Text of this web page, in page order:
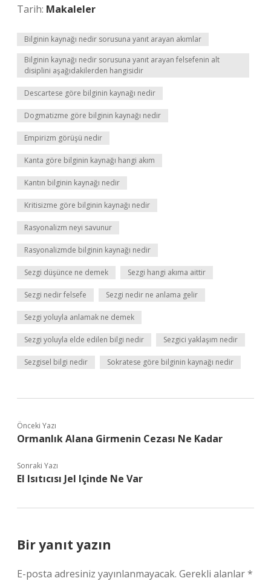
Tarih: Makaleler
Bilginin kaynağı nedir sorusuna yanıt arayan akımlar
Bilginin kaynağı nedir sorusuna yanıt arayan felsefenin alt
disiplini aşağıdakilerden hangisidir
Descartese göre bilginin kaynağı nedir
Dogmatizme göre bilginin kaynağı nedir
Empirizm görüşü nedir
Kanta göre bilginin kaynağı hangi akım
Kantın bilginin kaynağı nedir
Kritisizme göre bilginin kaynağı nedir
Rasyonalizm neyi savunur
Rasyonalizmde bilginin kaynağı nedir
Sezgi düşünce ne demek Sezgi hangi akıma aittir
Sezgi nedir felsefe Sezgi nedir ne anlama gelir
Sezgi yoluyla anlamak ne demek
Sezgi yoluyla elde edilen bilgi nedir Sezgici yaklaşım nedir
Sezgisel bilgi nedir Sokratese göre bilginin kaynağı nedir
Önceki Yazı
Ormanlık Alana Girmenin Cezası Ne Kadar
Sonraki Yazı
El Isıtıcısı Jel Içinde Ne Var
Bir yanıt yazın
E-posta adresiniz yayınlanmayacak. Gerekli alanlar*